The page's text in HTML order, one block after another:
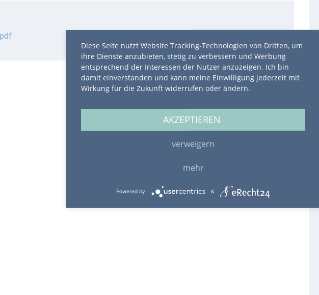
Diese Seite nutzt Website Tracking-Technologien von Dritten, um
ihre Dienste anzubieten, stetig zu verbessern und Werbung
entsprechend der Interessen der Nutzer anzuzeigen. Ich bin
damit einverstanden und kann meine Einwilligung jederzeit mit
Wirkung für die Zukunft widerrufen oder ändern.
AKZEPTIEREN
verweigern
mehr
Powered by &